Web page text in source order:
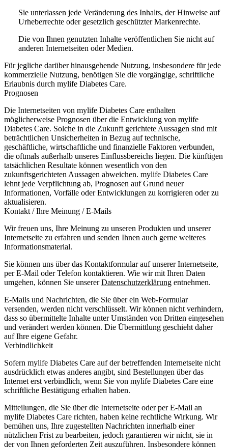
Sie unterlassen jede Veränderung des Inhalts, der Hinweise auf
Urheberrechte oder gesetzlich geschützter Markenrechte.
Die von Ihnen genutzten Inhalte veröffentlichen Sie nicht auf
anderen Internetseiten oder Medien.
Für jegliche darüber hinausgehende Nutzung, insbesondere für jede
kommerzielle Nutzung, benötigen Sie die vorgängige, schriftliche
Erlaubnis durch mylife Diabetes Care.
Prognosen
Die Internetseiten von mylife Diabetes Care enthalten
möglicherweise Prognosen über die Entwicklung von mylife
Diabetes Care. Solche in die Zukunft gerichtete Aussagen sind mit
beträchtlichen Unsicherheiten in Bezug auf technische,
geschäftliche, wirtschaftliche und finanzielle Faktoren verbunden,
die oftmals außerhalb unseres Einflussbereichs liegen. Die künftigen
tatsächlichen Resultate können wesentlich von den
zukunftsgerichteten Aussagen abweichen. mylife Diabetes Care
lehnt jede Verpflichtung ab, Prognosen auf Grund neuer
Informationen, Vorfälle oder Entwicklungen zu korrigieren oder zu
aktualisieren.
Kontakt / Ihre Meinung / E-Mails
Wir freuen uns, Ihre Meinung zu unseren Produkten und unserer
Internetseite zu erfahren und senden Ihnen auch gerne weiteres
Informationsmaterial.
Sie können uns über das Kontaktformular auf unserer Internetseite,
per E-Mail oder Telefon kontaktieren. Wie wir mit Ihren Daten
umgehen, können Sie unsererDatenschutzerklärung entnehmen.
E-Mails und Nachrichten, die Sie über ein Web-Formular
versenden, werden nicht verschlüsselt. Wir können nicht verhindern,
dass so übermittelte Inhalte unter Umständen von Dritten eingesehen
und verändert werden können. Die Übermittlung geschieht daher
auf Ihre eigene Gefahr.
Verbindlichkeit
Sofern mylife Diabetes Care auf der betreffenden Internetseite nicht
ausdrücklich etwas anderes angibt, sind Bestellungen über das
Internet erst verbindlich, wenn Sie von mylife Diabetes Care eine
schriftliche Bestätigung erhalten haben.
Mitteilungen, die Sie über die Internetseite oder per E-Mail an
mylife Diabetes Care richten, haben keine rechtliche Wirkung. Wir
bemühen uns, Ihre zugestellten Nachrichten innerhalb einer
nützlichen Frist zu bearbeiten, jedoch garantieren wir nicht, sie in
der von Ihnen geforderten Zeit auszuführen. Insbesondere können